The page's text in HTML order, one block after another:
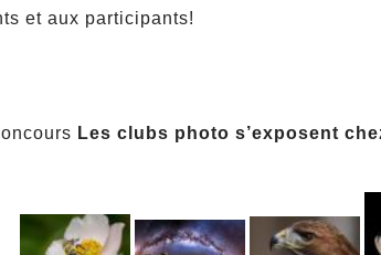
et aux participants!
Les clubs photo s’exposent